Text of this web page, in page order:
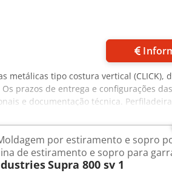
tipo costura vertical (CLICK),
prazos de entrega e configurações
e documentação técnica.
por estiramento e sopro
de estiramento e sopro para
Supra 800 sv 1